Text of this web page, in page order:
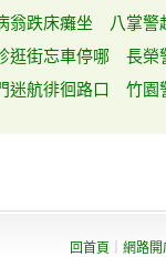
翁跌床癱坐 八掌警
逛街忘車停哪 長榮
迷航徘徊路口 竹園
回首頁 網路開